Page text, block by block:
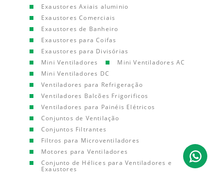
Exaustores Axiais aluminio
Exaustores Comerciais
Exaustores de Banheiro
Exaustores para Coifas
Exaustores para Divisórias
Mini Ventiladores
Mini Ventiladores AC
Mini Ventiladores DC
Ventiladores para Refrigeração
Ventiladores Balcões Frigorificos
Ventiladores para Painéis Elétricos
Conjuntos de Ventilação
Conjuntos Filtrantes
Filtros para Microventiladores
Motores para Ventiladores
Conjunto de Hélices para Ventiladores e
Exaustores